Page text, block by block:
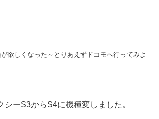
欲しくなった～とりあえずドコモへ行ってみよ
シーS3からS4に機種変しました。